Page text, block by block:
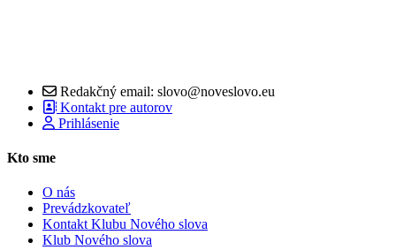
Redakčný email: slovo@noveslovo.eu
Kontakt pre autorov
Prihlásenie
Kto sme
O nás
Prevádzkovateľ
Kontakt Klubu Nového slova
Klub Nového slova